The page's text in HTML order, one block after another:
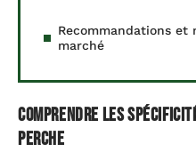
Recommandations et
marché
Comprendre les
perche